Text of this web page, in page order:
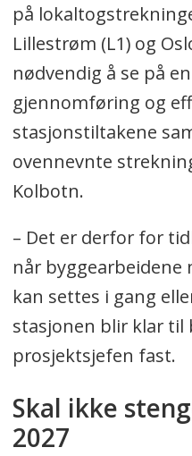
på
Lillestrøm (L1) og
nødvendig å se på
gjennomføring og
stasjonstiltakene
ovennevnte
Kolbotn.
– Det er derfor for
når byggearbeidene
kan settes i gang
stasjonen blir klar til
prosjektsjefen fast.
Skal ikke
2027